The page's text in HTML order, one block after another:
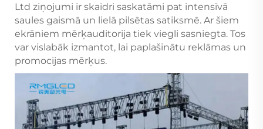
Ltd ziņojumi ir skaidri saskatāmi pat intensīvā
saules gaismā un lielā pilsētas satiksmē. Ar šiem
ekrāniem mērķauditorija tiek viegli sasniegta. Tos
var vislabāk izmantot, lai paplašinātu reklāmas un
promocijas mērķus.